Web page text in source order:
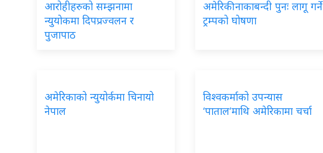
आरोहीहरुको सम्झनामा
न्युयोकमा दिपप्रज्वलन र
पुजापाठ
अमेरिकी नाकाबन्दी पुनः लागू गर्ने
ट्रम्पको घोषणा
अमेरिकाको न्युयोर्कमा चिनायो
नेपाल
विश्वकर्माको उपन्यास
‘पाताल’माथि अमेरिकामा चर्चा